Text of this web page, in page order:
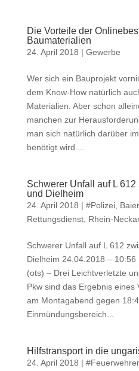
Die Vorteile der
Baumaterialien
24. April 2018 | Gewerbe
Wer sich ein Bauprojekt
dem Know-How natürlich
Materialien. Aber schon
manchen zur
man sich natürlich darüber
benötigt wird....
Schwerer Unfall auf L
und Dielheim
24. April 2018 | #Polizei,
Rettungsdienst, Rhein-
Schwerer Unfall auf L 612
Dielheim 24.04.2018 –
(ots) – Drei Leichtverletzte
Pkw sind das Ergebnis eines
am Montagabend gegen
Einmündungsbereich...
Hilfstransport in die
24. April 2018 |